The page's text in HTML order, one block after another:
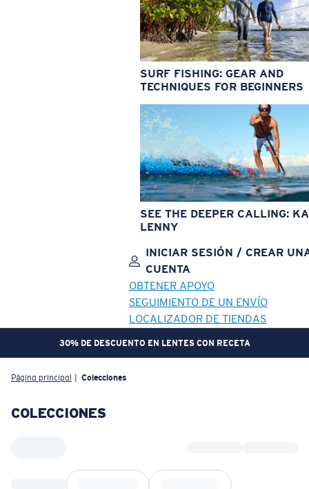
SURF FISHING: GEAR AND
TECHNIQUES FOR BEGINNERS
SEE THE DEEPER CALLING:
LENNY
INICIAR SESIÓN / CREAR
CUENTA
OBTENER APOYO
SEGUIMIENTO DE UN ENVÍO
LOCALIZADOR DE TIENDAS
30% DE DESCUENTO EN LENTES CON RECETA
OBJETIVO ACTUALIZADO
Sin cargo
Página principal Colecciones
COLECCIONES